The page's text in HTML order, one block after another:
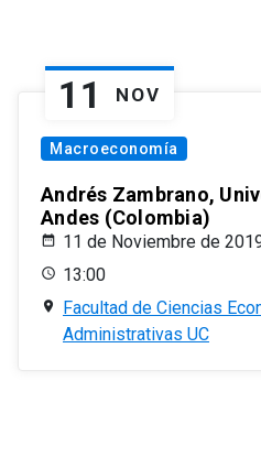
11 NOV
Macroeconomía
Andrés Zambrano,
Andes (Colombia)
11 de Noviembre de
13:00
Facultad de Ciencias
Administrativas UC